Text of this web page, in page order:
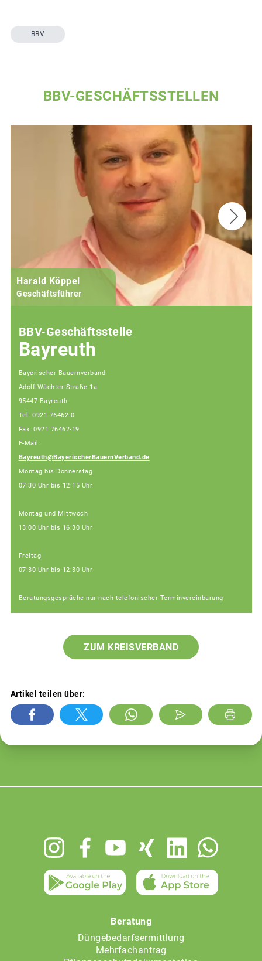
BBV
BBV-GESCHÄFTSSTELLEN
Harald Köppel
Geschäftsführer
BBV-Geschäftsstelle
Bayreuth
Bayerischer Bauernverband
Adolf-Wächter-Straße 1a
95447 Bayreuth
Tel: 0921 76462-0
Fax: 0921 76462-19
E-Mail:
Bayreuth@BayerischerBauernVerband.de
Montag bis Donnerstag
07:30 Uhr bis 12:15 Uhr
Montag und Mittwoch
13:00 Uhr bis 16:30 Uhr
Freitag
07:30 Uhr bis 12:30 Uhr
Beratungsgespräche nur nach telefonischer Terminvereinbarung
ZUM KREISVERBAND
Artikel teilen über:
Beratung
Düngebedarfsermittlung
Mehrfachantrag